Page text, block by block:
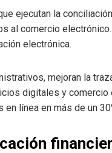
ejecutan la
al comercio electrónico.
electrónica.
mejoran la
digitales y
línea en más de un